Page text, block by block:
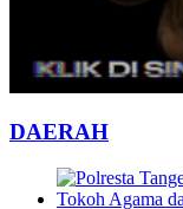
DAERAH